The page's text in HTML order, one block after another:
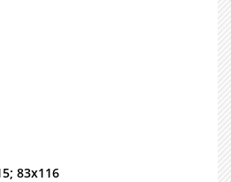
83х116